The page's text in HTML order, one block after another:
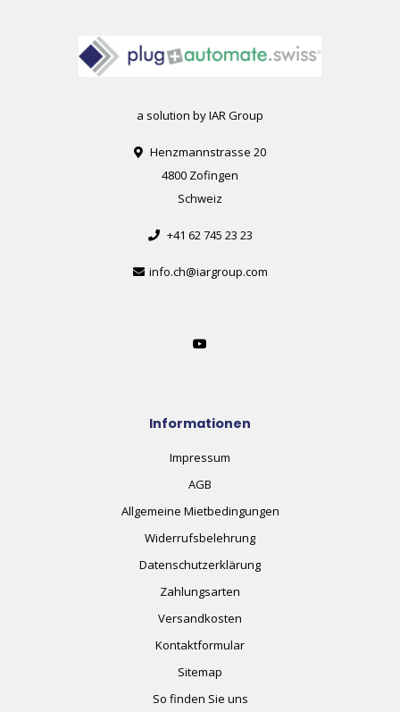
a solution by IAR Group
Henzmannstrasse 20
4800 Zofingen
Schweiz
+41 62 745 23 23
info.ch@iargroup.com
Informationen
Impressum
AGB
Allgemeine Mietbedingungen
Widerrufsbelehrung
Datenschutzerklärung
Zahlungsarten
Versandkosten
Kontaktformular
Sitemap
So finden Sie uns